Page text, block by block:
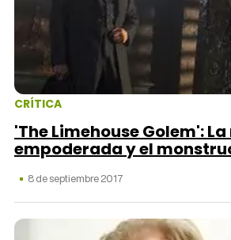
CRÍTICA
'The Limehouse Golem':
empoderada y el
8 de septiembre 2017